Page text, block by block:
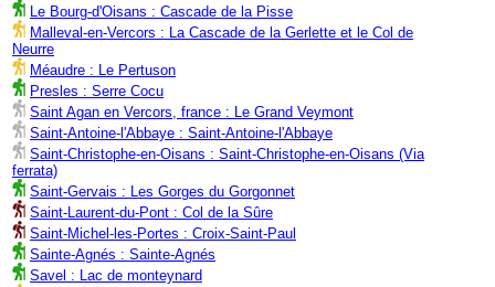
Le Bourg-d'Oisans : Cascade de la Pisse
Malleval-en-Vercors : La Cascade de la Gerlette et le Col de
Neurre
Méaudre : Le Pertuson
Presles : Serre Cocu
Saint Agan en Vercors, france : Le Grand Veymont
Saint-Antoine-l'Abbaye : Saint-Antoine-l'Abbaye
Saint-Christophe-en-Oisans : Saint-Christophe-en-Oisans (Via
ferrata)
Saint-Gervais : Les Gorges du Gorgonnet
Saint-Laurent-du-Pont : Col de la Sûre
Saint-Michel-les-Portes : Croix-Saint-Paul
Sainte-Agnés : Sainte-Agnés
Savel : Lac de monteynard